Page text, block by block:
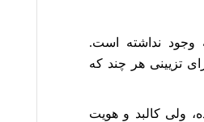
وجود نداشته است.
تزیینی هر چند که
ولی کالبد و هویت